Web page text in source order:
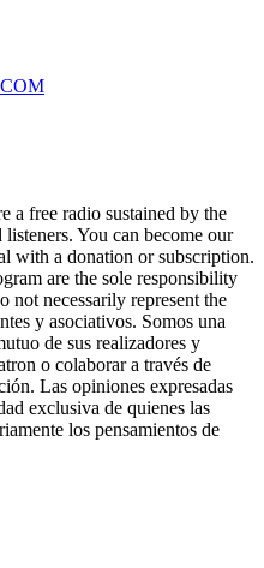
a free radio sustained by the
You can become our
with a donation or subscription.
are the sole responsibility
not necessarily represent the
y asociativos. Somos una
de sus realizadores y
o colaborar a través de
Las opiniones expresadas
exclusiva de quienes las
los pensamientos de